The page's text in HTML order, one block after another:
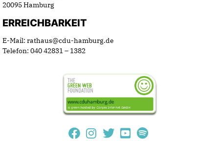
20095 Hamburg
ERREICHBARKEIT
E-Mail: rathaus@cdu-hamburg.de
Telefon: 040 42831 – 1382